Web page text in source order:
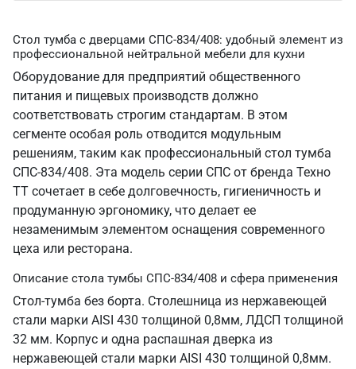
Стол тумба с дверцами СПС-834/408: удобный элемент из
профессиональной нейтральной мебели для кухни
Оборудование для предприятий общественного
питания и пищевых производств должно
соответствовать строгим стандартам. В этом
сегменте особая роль отводится модульным
решениям, таким как профессиональный стол тумба
СПС-834/408. Эта модель серии СПС от бренда Техно
ТТ сочетает в себе долговечность, гигиеничность и
продуманную эргономику, что делает ее
незаменимым элементом оснащения современного
цеха или ресторана.
Описание стола тумбы СПС-834/408 и сфера применения
Стол-тумба без борта. Столешница из нержавеющей
стали марки AISI 430 толщиной 0,8мм, ЛДСП толщиной
32 мм. Корпус и одна распашная дверка из
нержавеющей стали марки AISI 430 толщиной 0,8мм.